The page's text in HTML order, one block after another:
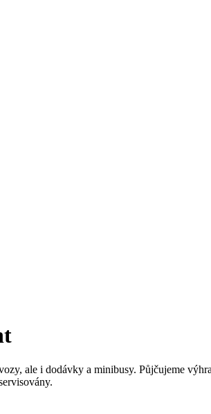
ale i dodávky a minibusy. Půjčujeme